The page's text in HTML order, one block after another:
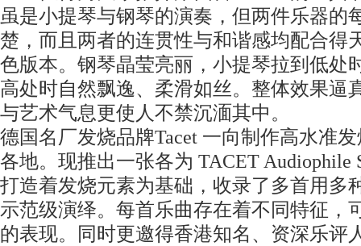
虽是小提琴与钢琴的演奏，但两件乐器的
楚，而且两者的连贯性与和谐感均配合得
色版本。钢琴晶莹亮丽，小提琴拉到低处
高处时自然飘逸、柔滑如丝。整体效果逼
与艺术气息更使人不禁沉湎其中。
德国名厂发烧品牌Tacet 一向制作高水准
各地。现推出一张各为 TACET Audiophile
打造着发烧元素为基础，收录了多首用多
示范级演绎。每首乐曲存在着不同特征，
的表现。同时更邀得香港知名、资深乐评